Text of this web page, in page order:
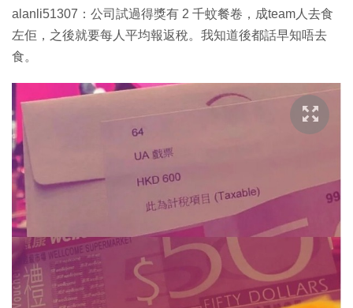
alanli51307：公司試過得獎有 2 千蚊餐卷，成team人去食
左佢，之後就要每人平均報返稅。我知道後都話早知唔去
食。